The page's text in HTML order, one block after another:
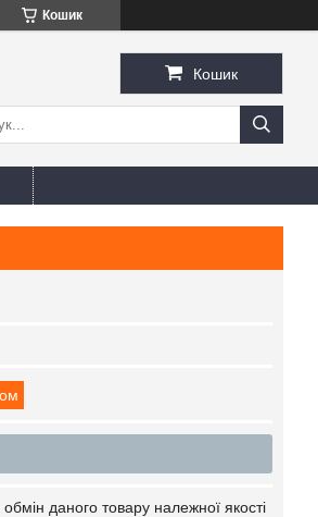
Кошик
Кошик
даного товару належної якості